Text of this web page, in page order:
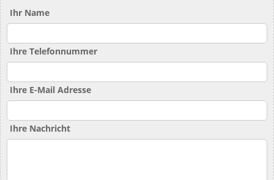
Ihr Name
Ihre Telefonnummer
Ihre E-Mail Adresse
Ihre Nachricht